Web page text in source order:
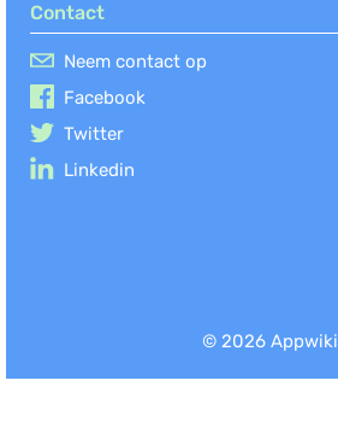
Contact
Neem contact op
Facebook
Twitter
Linkedin
© 2026 Appwiki